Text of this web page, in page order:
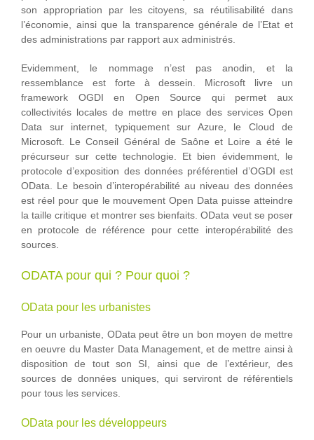
son appropriation par les citoyens, sa réutilisabilité dans
l’économie, ainsi que la transparence générale de l’Etat et
des administrations par rapport aux administrés.
Evidemment, le nommage n’est pas anodin, et la
ressemblance est forte à dessein. Microsoft livre un
framework OGDI en Open Source qui permet aux
collectivités locales de mettre en place des services Open
Data sur internet, typiquement sur Azure, le Cloud de
Microsoft. Le Conseil Général de Saône et Loire a été le
précurseur sur cette technologie. Et bien évidemment, le
protocole d’exposition des données préférentiel d’OGDI est
OData. Le besoin d’interopérabilité au niveau des données
est réel pour que le mouvement Open Data puisse atteindre
la taille critique et montrer ses bienfaits. OData veut se poser
en protocole de référence pour cette interopérabilité des
sources.
ODATA pour qui ? Pour quoi ?
OData pour les urbanistes
Pour un urbaniste, OData peut être un bon moyen de mettre
en oeuvre du Master Data Management, et de mettre ainsi à
disposition de tout son SI, ainsi que de l’extérieur, des
sources de données uniques, qui serviront de référentiels
pour tous les services.
OData pour les développeurs